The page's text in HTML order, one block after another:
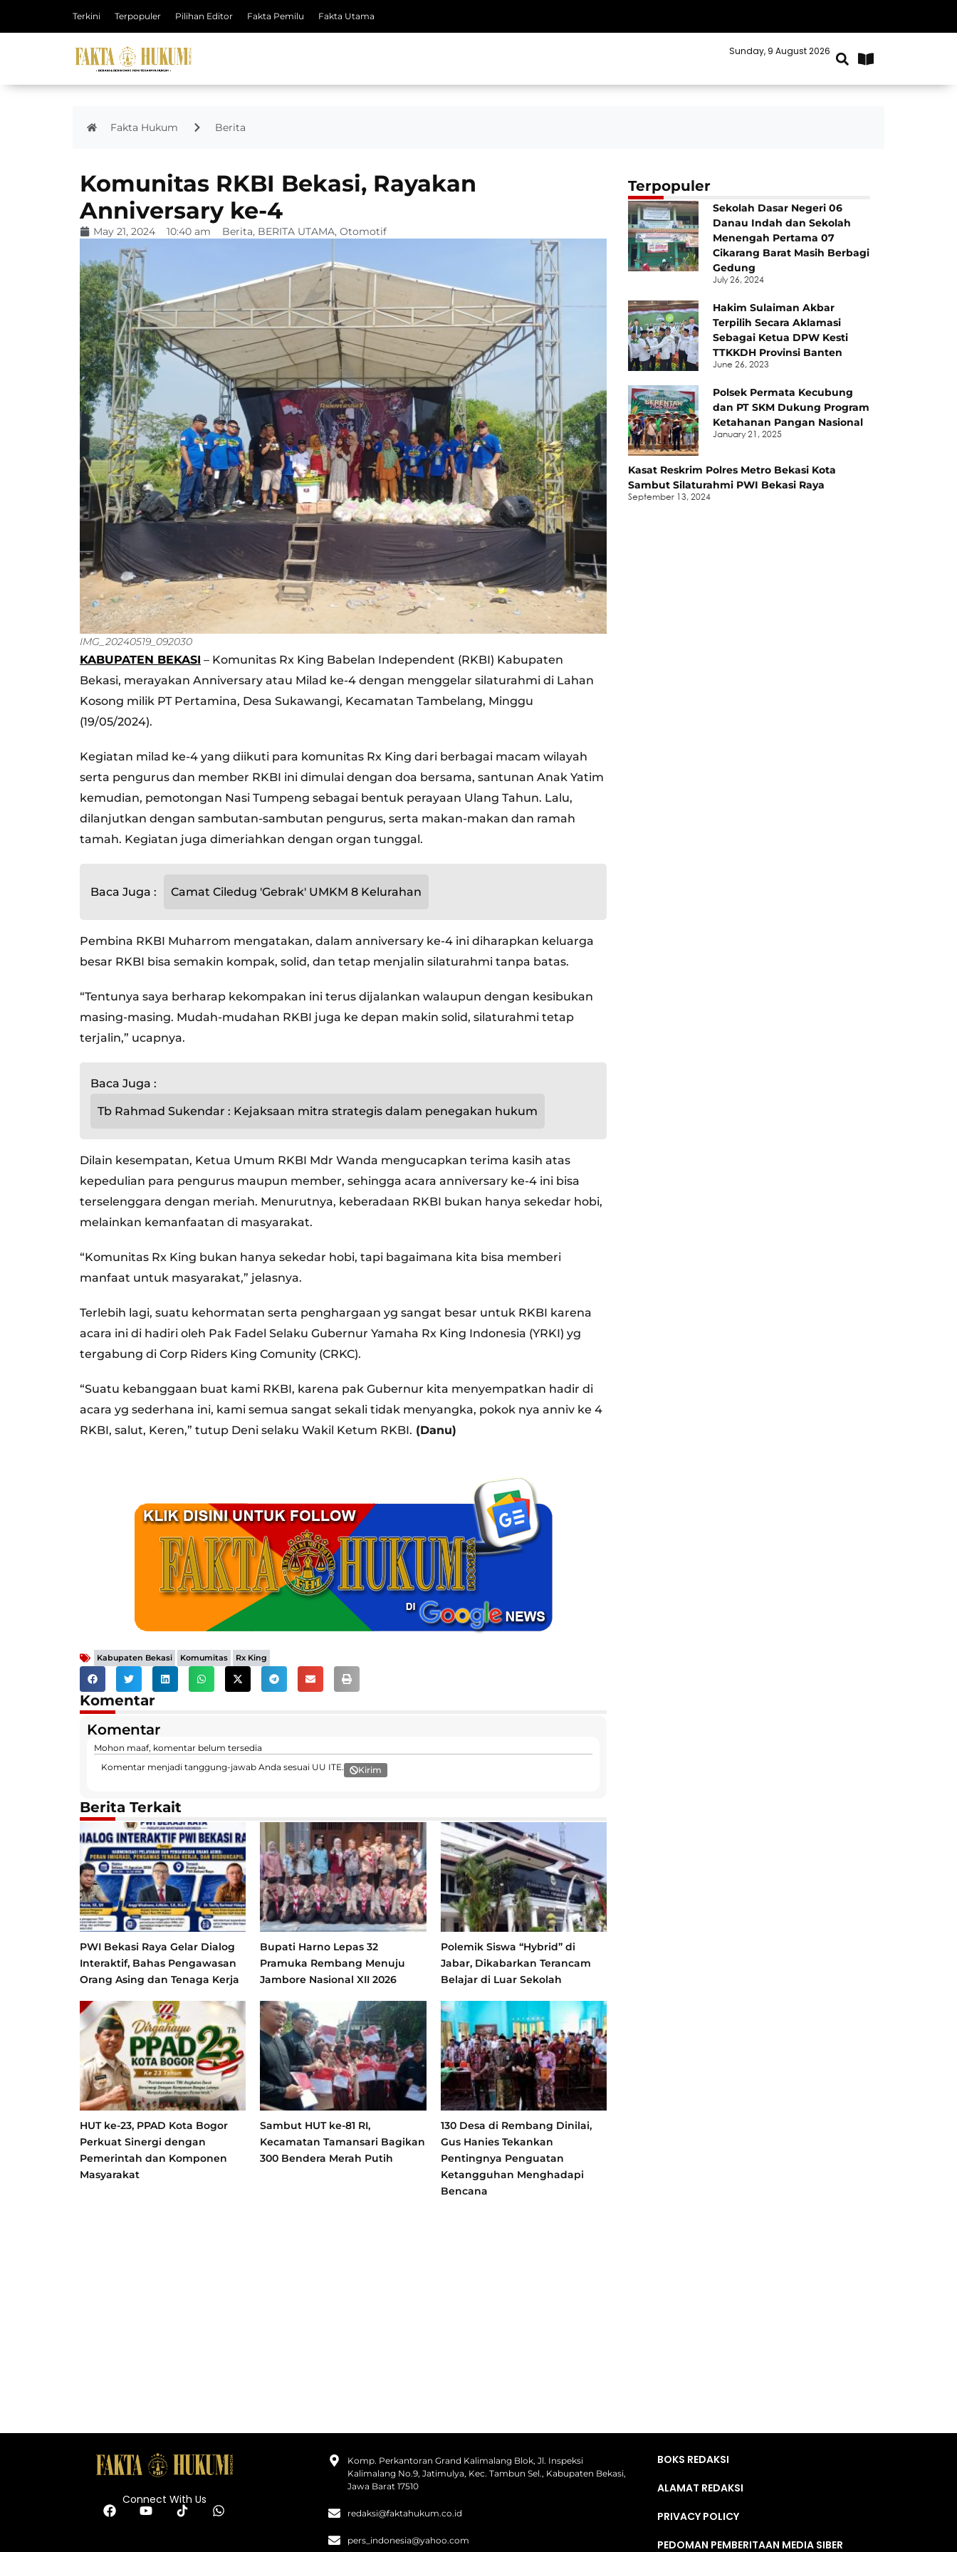
Terkini Terpopuler Pilihan Editor Fakta Pemilu Fakta Utama
Sunday, 9 August 2026
Fakta Hukum Berita
Komunitas RKBI Bekasi, Rayakan
Anniversary ke-4
May 21, 2024 10:40 am Berita, BERITA UTAMA, Otomotif
IMG_20240519_092030
KABUPATEN BEKASI – Komunitas Rx King Babelan Independent (RKBI) Kabupaten
Bekasi, merayakan Anniversary atau Milad ke-4 dengan menggelar silaturahmi di Lahan
Kosong milik PT Pertamina, Desa Sukawangi, Kecamatan Tambelang, Minggu
(19/05/2024).
Kegiatan milad ke-4 yang diikuti para komunitas Rx King dari berbagai macam wilayah
serta pengurus dan member RKBI ini dimulai dengan doa bersama, santunan Anak Yatim
kemudian, pemotongan Nasi Tumpeng sebagai bentuk perayaan Ulang Tahun. Lalu,
dilanjutkan dengan sambutan-sambutan pengurus, serta makan-makan dan ramah
tamah. Kegiatan juga dimeriahkan dengan organ tunggal.
Baca Juga : Camat Ciledug 'Gebrak' UMKM 8 Kelurahan
Pembina RKBI Muharrom mengatakan, dalam anniversary ke-4 ini diharapkan keluarga
besar RKBI bisa semakin kompak, solid, dan tetap menjalin silaturahmi tanpa batas.
“Tentunya saya berharap kekompakan ini terus dijalankan walaupun dengan kesibukan
masing-masing. Mudah-mudahan RKBI juga ke depan makin solid, silaturahmi tetap
terjalin,” ucapnya.
Baca Juga :
Tb Rahmad Sukendar : Kejaksaan mitra strategis dalam penegakan hukum
Dilain kesempatan, Ketua Umum RKBI Mdr Wanda mengucapkan terima kasih atas
kepedulian para pengurus maupun member, sehingga acara anniversary ke-4 ini bisa
terselenggara dengan meriah. Menurutnya, keberadaan RKBI bukan hanya sekedar hobi,
melainkan kemanfaatan di masyarakat.
“Komunitas Rx King bukan hanya sekedar hobi, tapi bagaimana kita bisa memberi
manfaat untuk masyarakat,” jelasnya.
Terlebih lagi, suatu kehormatan serta penghargaan yg sangat besar untuk RKBI karena
acara ini di hadiri oleh Pak Fadel Selaku Gubernur Yamaha Rx King Indonesia (YRKI) yg
tergabung di Corp Riders King Comunity (CRKC).
“Suatu kebanggaan buat kami RKBI, karena pak Gubernur kita menyempatkan hadir di
acara yg sederhana ini, kami semua sangat sekali tidak menyangka, pokok nya anniv ke 4
RKBI, salut, Keren,” tutup Deni selaku Wakil Ketum RKBI. (Danu)
Kabupaten Bekasi Komumitas Rx King
Komentar
Komentar
Mohon maaf, komentar belum tersedia
Komentar menjadi tanggung-jawab Anda sesuai UU ITE.
Kirim
Berita Terkait
PWI Bekasi Raya Gelar Dialog
Interaktif, Bahas Pengawasan
Orang Asing dan Tenaga Kerja
Bupati Harno Lepas 32
Pramuka Rembang Menuju
Jambore Nasional XII 2026
Polemik Siswa “Hybrid” di
Jabar, Dikabarkan Terancam
Belajar di Luar Sekolah
HUT ke-23, PPAD Kota Bogor
Perkuat Sinergi dengan
Pemerintah dan Komponen
Masyarakat
Sambut HUT ke-81 RI,
Kecamatan Tamansari Bagikan
300 Bendera Merah Putih
130 Desa di Rembang Dinilai,
Gus Hanies Tekankan
Pentingnya Penguatan
Ketangguhan Menghadapi
Bencana
Terpopuler
Sekolah Dasar Negeri 06
Danau Indah dan Sekolah
Menengah Pertama 07
Cikarang Barat Masih Berbagi
Gedung
July 26, 2024
Hakim Sulaiman Akbar
Terpilih Secara Aklamasi
Sebagai Ketua DPW Kesti
TTKKDH Provinsi Banten
June 26, 2023
Polsek Permata Kecubung
dan PT SKM Dukung Program
Ketahanan Pangan Nasional
January 21, 2025
Kasat Reskrim Polres Metro Bekasi Kota
Sambut Silaturahmi PWI Bekasi Raya
September 13, 2024
Connect With Us
Komp. Perkantoran Grand Kalimalang Blok, Jl. Inspeksi
Kalimalang No.9, Jatimulya, Kec. Tambun Sel., Kabupaten Bekasi,
Jawa Barat 17510
redaksi@faktahukum.co.id
pers_indonesia@yahoo.com
BOKS REDAKSI
ALAMAT REDAKSI
PRIVACY POLICY
PEDOMAN PEMBERITAAN MEDIA SIBER